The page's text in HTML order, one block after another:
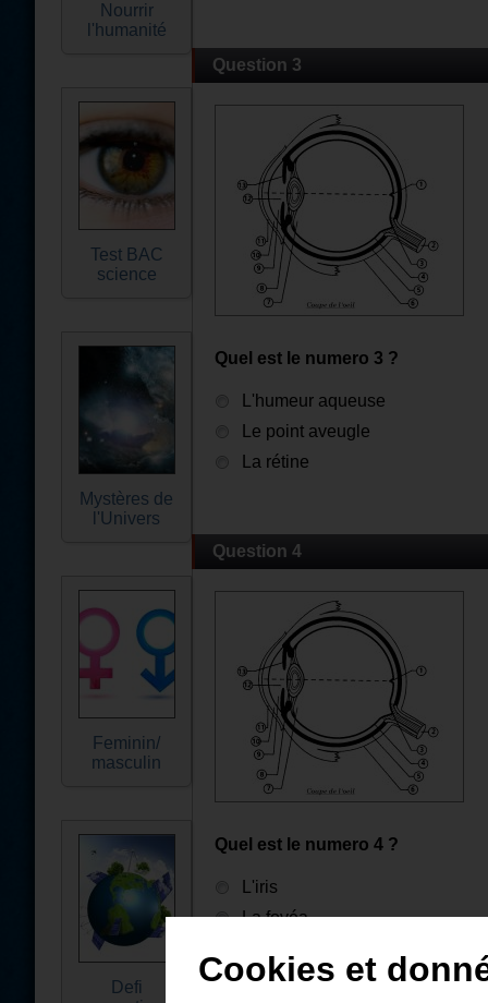
Nourrir
l'humanité
Test BAC
science
Mystères de
l'Univers
Feminin/
masculin
Defi
Question 3
Quel est le numero 3 ?
L'humeur aqueuse
Le point aveugle
La rétine
Question 4
Quel est le numero 4 ?
L'iris
La fovéa
Cookies et